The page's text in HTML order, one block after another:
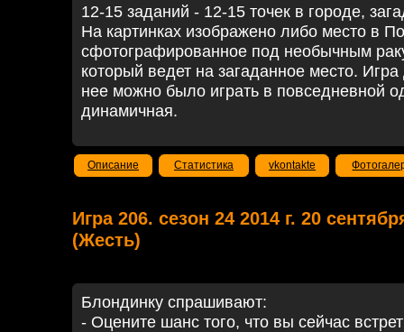
12-15 заданий - 12-15 точек в городе,
На картинках изображено либо место в
сфотографированное под необычным
который ведет на загаданное место. Игра
нее можно было играть в повседневной
динамичная.
Описание Статистика vkontakte
Игра 206. сезон 24 2014 г. 20
(Жесть)
Блондинку спрашивают:
- Оцените шанс того, что вы сейчас